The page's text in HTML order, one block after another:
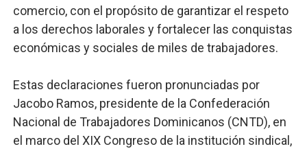
comercio, con el propósito de garantizar el respeto
a los derechos laborales y fortalecer las conquistas
económicas y sociales de miles de trabajadores.
Estas declaraciones fueron pronunciadas por
Jacobo Ramos, presidente de la Confederación
Nacional de Trabajadores Dominicanos (CNTD), en
el marco del XIX Congreso de la institución sindical,